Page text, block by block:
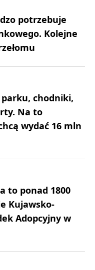
potrzebuje
Kolejne
chodniki,
Na to
wydać 16 mln
to ponad 1800
Kujawsko-
Adopcyjny w